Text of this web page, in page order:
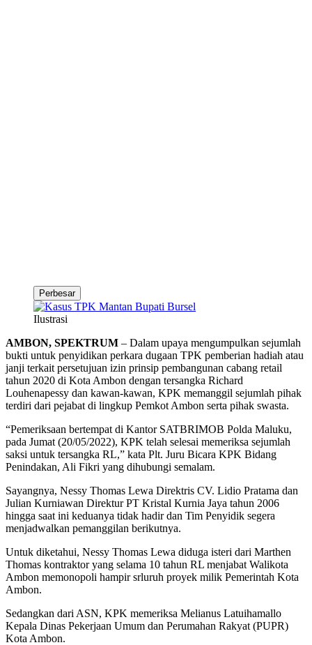
Perbesar
Ilustrasi
AMBON, SPEKTRUM – Dalam upaya mengumpulkan sejumlah
bukti untuk penyidikan perkara dugaan TPK pemberian hadiah atau
janji terkait persetujuan izin prinsip pembangunan cabang retail
tahun 2020 di Kota Ambon dengan tersangka Richard
Louhenapessy dan kawan-kawan, KPK memanggil sejumlah pihak
terdiri dari pejabat di lingkup Pemkot Ambon serta pihak swasta.
“Pemeriksaan bertempat di Kantor SATBRIMOB Polda Maluku,
pada Jumat (20/05/2022), KPK telah selesai memeriksa sejumlah
saksi untuk tersangka RL,” kata Plt. Juru Bicara KPK Bidang
Penindakan, Ali Fikri yang dihubungi semalam.
Sayangnya, Nessy Thomas Lewa Direktris CV. Lidio Pratama dan
Julian Kurniawan Direktur PT Kristal Kurnia Jaya tahun 2006
hingga saat ini keduanya tidak hadir dan Tim Penyidik segera
menjadwalkan pemanggilan berikutnya.
Untuk diketahui, Nessy Thomas Lewa diduga isteri dari Marthen
Thomas kontraktor yang selama 10 tahun RL menjabat Walikota
Ambon memonopoli hampir srluruh proyek milik Pemerintah Kota
Ambon.
Sedangkan dari ASN, KPK memeriksa Melianus Latuihamallo
Kepala Dinas Pekerjaan Umum dan Perumahan Rakyat (PUPR)
Kota Ambon.